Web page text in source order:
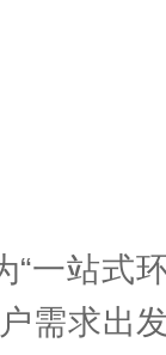
站式环
需求出